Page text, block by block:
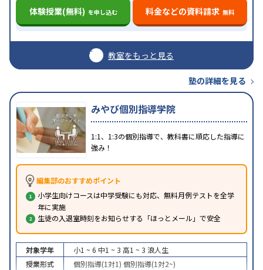
体験授業(無料) を申し込む 料金などの資料請求 無料
教室をもっと見る
塾の詳細を見る
みやび個別指導学院
1:1、1:3の個別指導で、教科書に順応した指導に
強み！
編集部のおすすめポイント
小学生向けコースは中学受験にも対応、無料月例テストを全学
年に実施
生徒の入退室時刻をお知らせする「ほっとメール」で安全
対象学年 小1 ~ 6 中1 ~ 3 高1 ~ 3 浪人生
授業形式
個別指導(1対1) 個別指導(1対2~)